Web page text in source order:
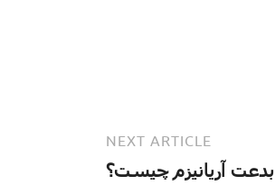
NEXT ARTICLE
بدعت آریانیزم چیست؟